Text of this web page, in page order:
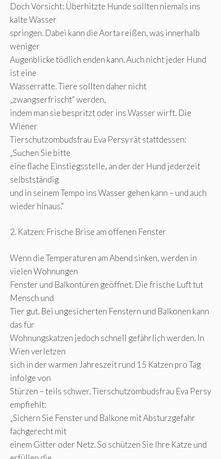
Doch Vorsicht: Überhitzte Hunde sollten niemals ins
kalte Wasser
springen. Dabei kann die Aorta reißen, was innerhalb
weniger
Augenblicke tödlich enden kann. Auch nicht jeder Hund
ist eine
Wasserratte. Tiere sollten daher nicht
„zwangserfrischt“ werden,
indem man sie bespritzt oder ins Wasser wirft. Die
Wiener
Tierschutzombudsfrau Eva Persy rät stattdessen:
„Suchen Sie bitte
eine flache Einstiegsstelle, an der der Hund jederzeit
selbstständig
und in seinem Tempo ins Wasser gehen kann – und auch
wieder hinaus.“
2. Katzen: Frische Brise am offenen Fenster
Wenn die Temperaturen am Abend sinken, werden in
vielen Wohnungen
Fenster und Balkontüren geöffnet. Die frische Luft tut
Mensch und
Tier gut. Bei ungesicherten Fenstern und Balkonen kann
das für
Wohnungskatzen jedoch schnell gefährlich werden. In
Wien verletzen
sich in der warmen Jahreszeit rund 15 Katzen pro Tag
infolge von
Stürzen – teils schwer. Tierschutzombudsfrau Eva Persy
empfiehlt:
„Sichern Sie Fenster und Balkone mit Absturzgefahr
fachgerecht mit
einem Gitter oder Netz. So schützen Sie Ihre Katze und